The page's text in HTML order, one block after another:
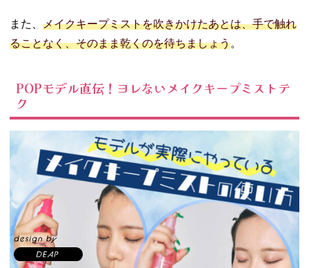
また、 メイクキープミストを吹きかけたあとは、手で触れ
ることなく、そのまま乾くのを待ちましょう。
POPモデル直伝！ヨレないメイクキープミストテ
ク